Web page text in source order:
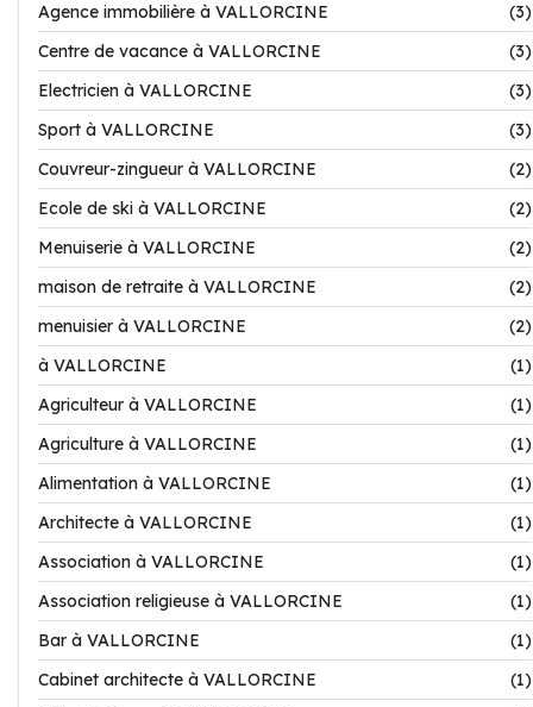
Agence immobilière à VALLORCINE
(3)
Centre de vacance à VALLORCINE
(3)
Electricien à VALLORCINE
(3)
Sport à VALLORCINE
(3)
Couvreur-zingueur à VALLORCINE
(2)
Ecole de ski à VALLORCINE
(2)
Menuiserie à VALLORCINE
(2)
maison de retraite à VALLORCINE
(2)
menuisier à VALLORCINE
(2)
à VALLORCINE
(1)
Agriculteur à VALLORCINE
(1)
Agriculture à VALLORCINE
(1)
Alimentation à VALLORCINE
(1)
Architecte à VALLORCINE
(1)
Association à VALLORCINE
(1)
Association religieuse à VALLORCINE
(1)
Bar à VALLORCINE
(1)
Cabinet architecte à VALLORCINE
(1)